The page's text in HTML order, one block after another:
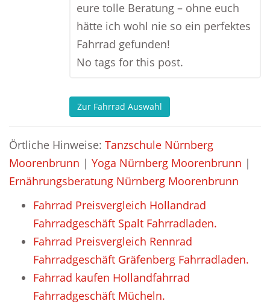
eure tolle Beratung – ohne euch
hätte ich wohl nie so ein perfektes
Fahrrad gefunden!
No tags for this post.
Zur Fahrrad Auswahl
Örtliche Hinweise: Tanzschule Nürnberg
Moorenbrunn | Yoga Nürnberg Moorenbrunn |
Ernährungsberatung Nürnberg Moorenbrunn
Fahrrad Preisvergleich Hollandrad
Fahrradgeschäft Spalt Fahrradladen.
Fahrrad Preisvergleich Rennrad
Fahrradgeschäft Gräfenberg Fahrradladen.
Fahrrad kaufen Hollandfahrrad
Fahrradgeschäft Mücheln.